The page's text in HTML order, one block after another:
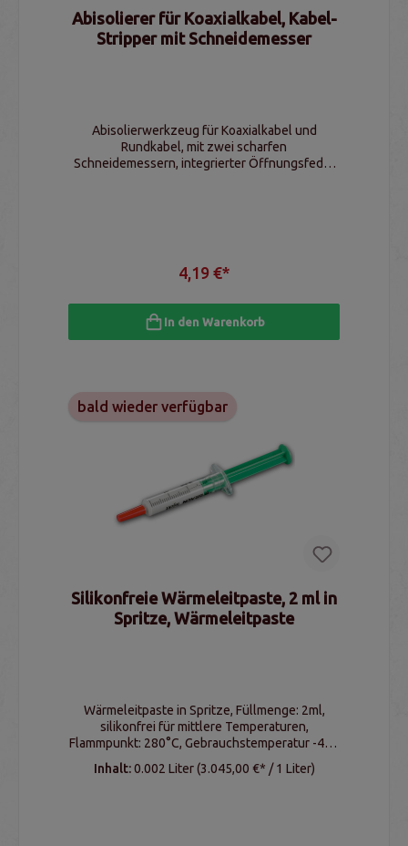
Abisolierer für Koaxialkabel, Kabel-
Stripper mit Schneidemesser
Abisolierwerkzeug für Koaxialkabel und
Rundkabel, mit zwei scharfen
Schneidemessern, integrierter Öffnungsfeder
4,19 €*
In den Warenkorb
bald wieder verfügbar
Silikonfreie Wärmeleitpaste, 2 ml in
Spritze, Wärmeleitpaste
Wärmeleitpaste in Spritze, Füllmenge: 2ml,
silikonfrei für mittlere Temperaturen,
Flammpunkt: 280°C, Gebrauchstemperatur -40 -
+150°C
Inhalt:0.002 Liter(3.045,00 €* / 1 Liter)